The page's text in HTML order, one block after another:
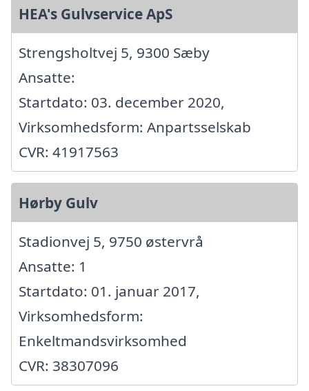
HEA's Gulvservice ApS
Strengsholtvej 5, 9300 Sæby
Ansatte:
Startdato: 03. december 2020,
Virksomhedsform: Anpartsselskab
CVR: 41917563
Hørby Gulv
Stadionvej 5, 9750 østervrå
Ansatte: 1
Startdato: 01. januar 2017,
Virksomhedsform:
Enkeltmandsvirksomhed
CVR: 38307096